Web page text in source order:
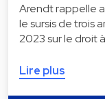
Arendt rappelle
le sursis de trois
2023 sur le droit
Lire plus